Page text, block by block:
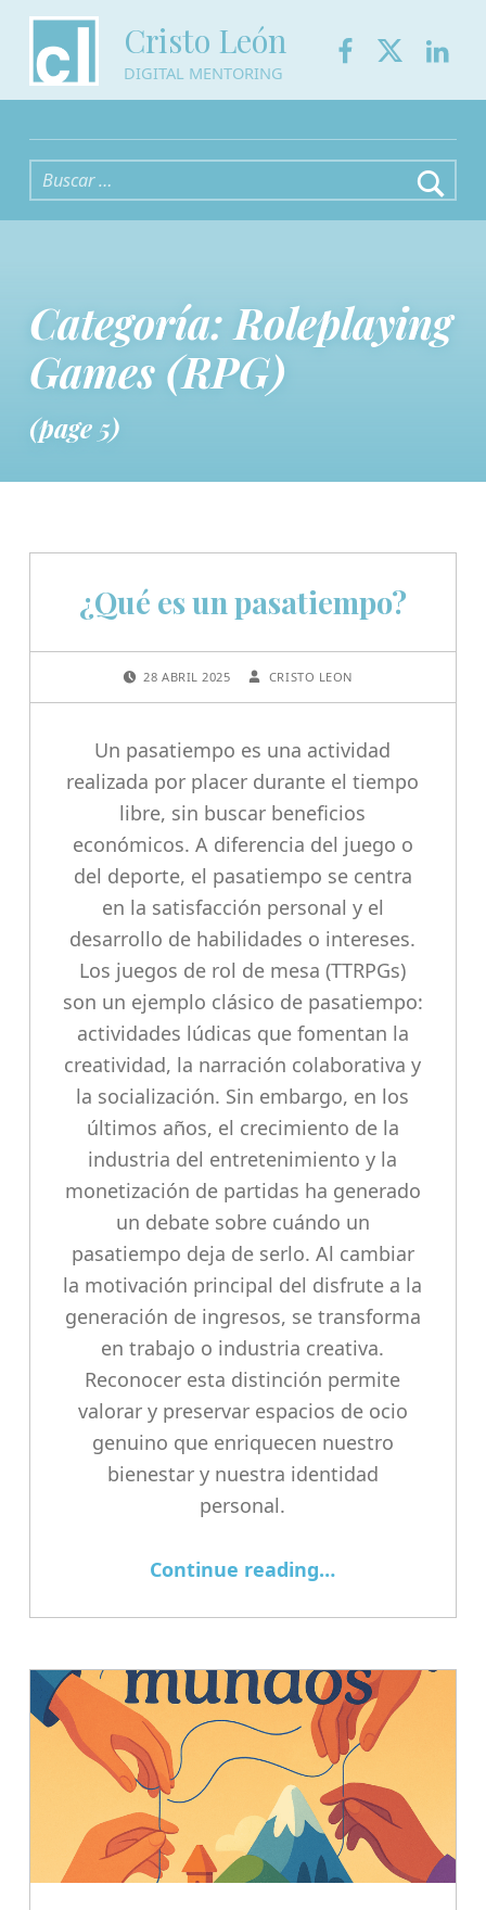
Cristo León
DIGITAL MENTORING
Buscar:
Categoría: Roleplaying
Games (RPG)
(page 5)
¿Qué es un pasatiempo?
28 ABRIL 2025 CRISTO LEON
Un pasatiempo es una actividad
realizada por placer durante el tiempo
libre, sin buscar beneficios
económicos. A diferencia del juego o
del deporte, el pasatiempo se centra
en la satisfacción personal y el
desarrollo de habilidades o intereses.
Los juegos de rol de mesa (TTRPGs)
son un ejemplo clásico de pasatiempo:
actividades lúdicas que fomentan la
creatividad, la narración colaborativa y
la socialización. Sin embargo, en los
últimos años, el crecimiento de la
industria del entretenimiento y la
monetización de partidas ha generado
un debate sobre cuándo un
pasatiempo deja de serlo. Al cambiar
la motivación principal del disfrute a la
generación de ingresos, se transforma
en trabajo o industria creativa.
Reconocer esta distinción permite
valorar y preservar espacios de ocio
genuino que enriquecen nuestro
bienestar y nuestra identidad
personal.
Continue reading…